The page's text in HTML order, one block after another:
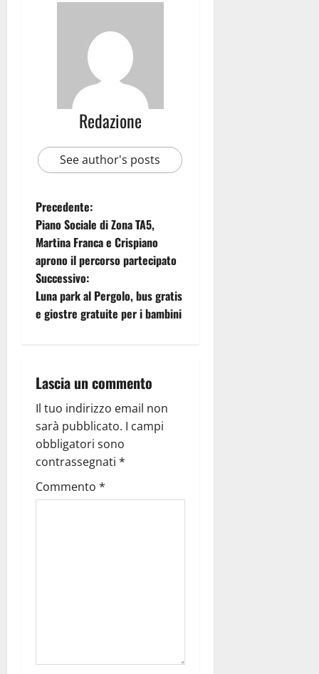
Redazione
See author's posts
Precedente:
Piano Sociale di Zona TA5,
Martina Franca e Crispiano
aprono il percorso partecipato
Successivo:
Luna park al Pergolo, bus gratis
e giostre gratuite per i bambini
Lascia un commento
Il tuo indirizzo email non
sarà pubblicato. I campi
obbligatori sono
contrassegnati *
Commento *